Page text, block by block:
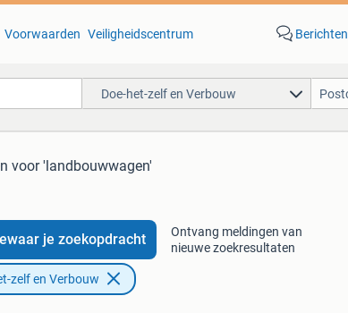
Voorwaarden Veiligheidscentrum Berichten
Doe-het-zelf en Verbouw
voor 'landbouwwagen'
je zoekopdracht
Ontvang meldingen van
nieuwe zoekresultaten
zelf en Verbouw